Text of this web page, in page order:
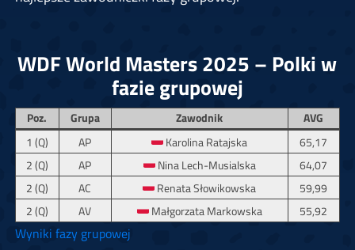
WDF World Masters 2025 – Polki w
fazie grupowej
Poz. Grupa Zawodnik
AVG
1 (Q)
AP Karolina Ratajska
65,17
2 (Q)
AP Nina Lech-Musialska
64,07
2 (Q)
AC Renata Słowikowska
59,99
2 (Q)
AV Małgorzata Markowska 55,92
Wyniki fazy grupowej